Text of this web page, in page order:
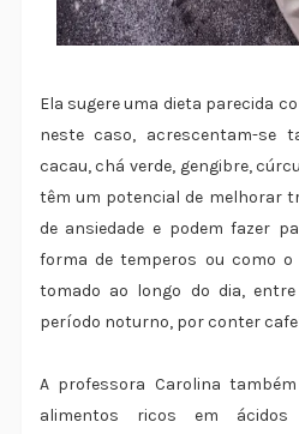
Ela sugere uma dieta parecida
neste caso, acrescentam-se
cacau, chá verde, gengibre,
têm um potencial de melhorar
de ansiedade e podem fazer
forma de temperos ou como o
tomado ao longo do dia,
período noturno, por conter
A professora Carolina
alimentos ricos em